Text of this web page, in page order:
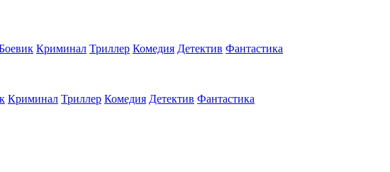
Криминал Триллер Комедия Детектив Фантастика
Криминал Триллер Комедия Детектив Фантастика